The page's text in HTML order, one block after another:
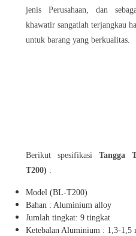
jenis Perusahaan, dan
khawatir sangatlah terjangkau
untuk barang yang berkualitas.
Berikut spesifikasi Tangga
T200) :
Model (BL-T200)
Bahan : Aluminium alloy
Jumlah tingkat: 9 tingkat
Ketebalan Aluminium : 1,3-1,5